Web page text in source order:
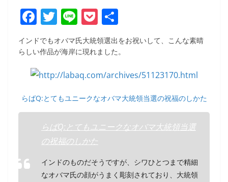
F
a
c
e
b
o
o
k
T
w
itt
Li
n
e
P
o
ck
有
インドでもオバマ氏大統領選出をお祝いして、こんな素晴
らしい作品が海岸に現れました。
らばQ:とてもユニークなオバマ大統領当選の祝福のしかた
らばQ:とてもユニークなオバマ大統領当選
の祝福のしかた
インドのものだそうですが、シワひとつまで精細
なオバマ氏の顔がうまく彫刻されており、大統領